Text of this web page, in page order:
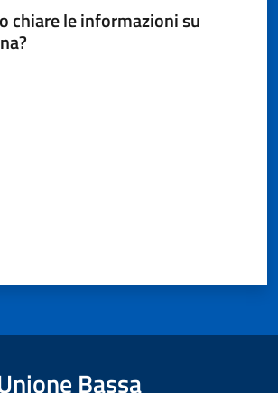
chiare le informazioni su
Bassa